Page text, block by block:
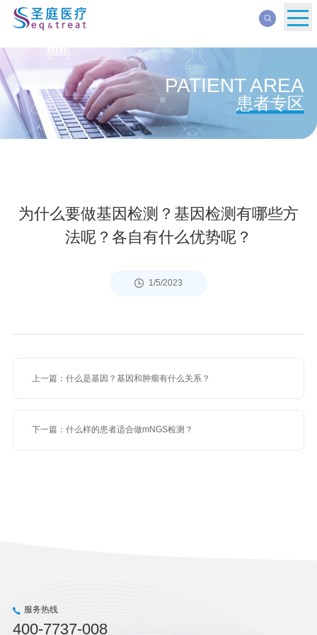
PATIENT AREA
患者专区
为什么要做基因检测？基因检测有哪些方
法呢？各自有什么优势呢？
1/5/2023
上一篇：什么是基因？基因和肿瘤有什么关系？
下一篇：什么样的患者适合做mNGS检测？
服务热线
400-7737-008